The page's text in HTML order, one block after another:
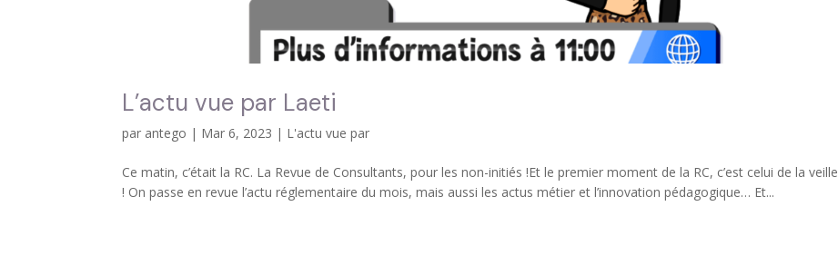
L’actu vue par Laeti
par antego | Mar 6, 2023 | L'actu vue par
Ce matin, c’était la RC. La Revue de Consultants, pour les non-initiés !Et le premier moment de la RC, c’est celui de la veille
! On passe en revue l’actu réglementaire du mois, mais aussi les actus métier et l’innovation pédagogique… Et...